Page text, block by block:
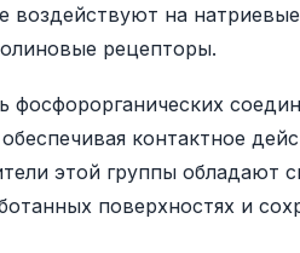
воздействуют на
рецепторы.
фосфорорганических
контактное
этой группы обладают
поверхностях и